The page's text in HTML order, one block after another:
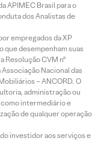
APIMEC Brasil para o
dos Analistas de
empregados da XP
que desempenham suas
Resolução CVM nº
Nacional das
– ANCORD. O
administração ou
intermediário e
de qualquer operação
investidor aos serviços e